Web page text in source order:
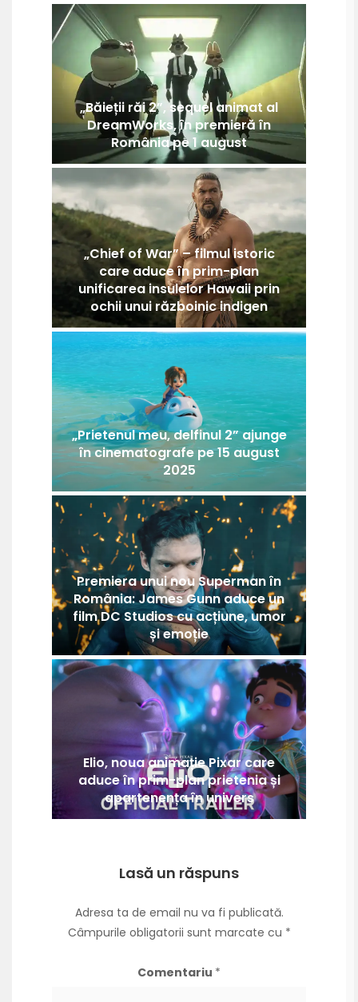
„Băieții răi 2”, sequel animat al
DreamWorks, în premieră în
România pe 1 august
„Chief of War” – filmul istoric
care aduce în prim-plan
unificarea insulelor Hawaii prin
ochii unui războinic indigen
„Prietenul meu, delfinul 2” ajunge
în cinematografe pe 15 august
2025
Premiera unui nou Superman în
România: James Gunn aduce un
film DC Studios cu acțiune, umor
și emoție
Elio, noua animație Pixar care
aduce în prim-plan prietenia și
apartenența în univers
Lasă un răspuns
Adresa ta de email nu va fi publicată.
Câmpurile obligatorii sunt marcate cu *
Comentariu *